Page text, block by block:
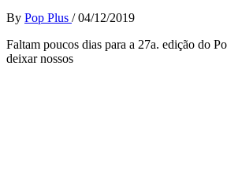
By Pop Plus / 04/12/2019
Faltam poucos dias para a 27a. edição do
deixar nossos